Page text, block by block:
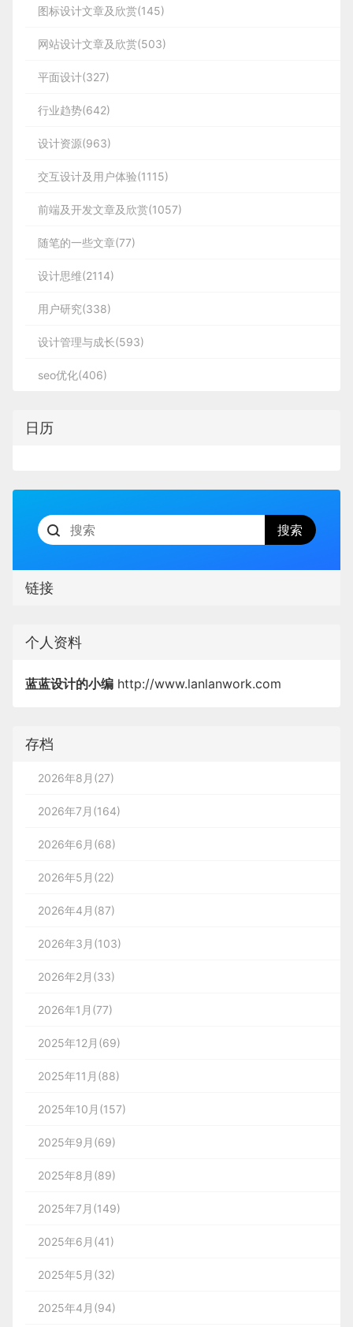
图标设计文章及欣赏(145)
网站设计文章及欣赏(503)
平面设计(327)
行业趋势(642)
设计资源(963)
交互设计及用户体验(1115)
前端及开发文章及欣赏(1057)
随笔的一些文章(77)
设计思维(2114)
用户研究(338)
设计管理与成长(593)
seo优化(406)
日历
链接
个人资料
蓝蓝设计的小编 http://www.lanlanwork.com
存档
2026年8月(27)
2026年7月(164)
2026年6月(68)
2026年5月(22)
2026年4月(87)
2026年3月(103)
2026年2月(33)
2026年1月(77)
2025年12月(69)
2025年11月(88)
2025年10月(157)
2025年9月(69)
2025年8月(89)
2025年7月(149)
2025年6月(41)
2025年5月(32)
2025年4月(94)